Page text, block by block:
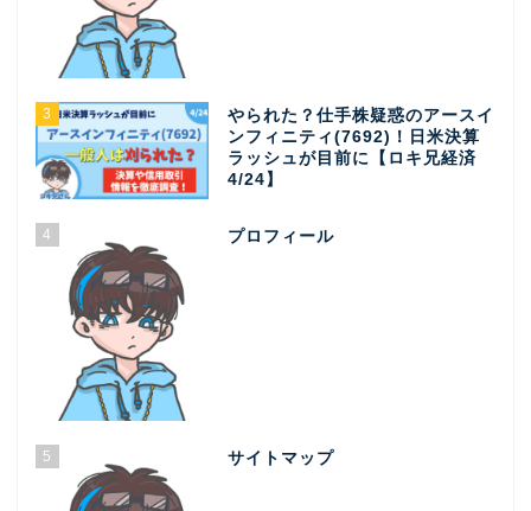
3
やられた？仕手株疑惑のアースイ
ンフィニティ(7692)！日米決算
ラッシュが目前に【ロキ兄経済
4/24】
4 プロフィール
5 サイトマップ